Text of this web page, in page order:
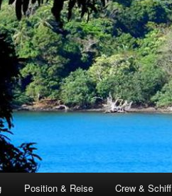
Position & Reise Crew & Schiff